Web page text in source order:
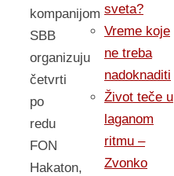
kompanijom
SBB
organizuju
četvrti
po
redu
FON
Hakaton,
sveta?
Vreme koje
ne treba
nadoknaditi
Život teče u
laganom
ritmu –
Zvonko